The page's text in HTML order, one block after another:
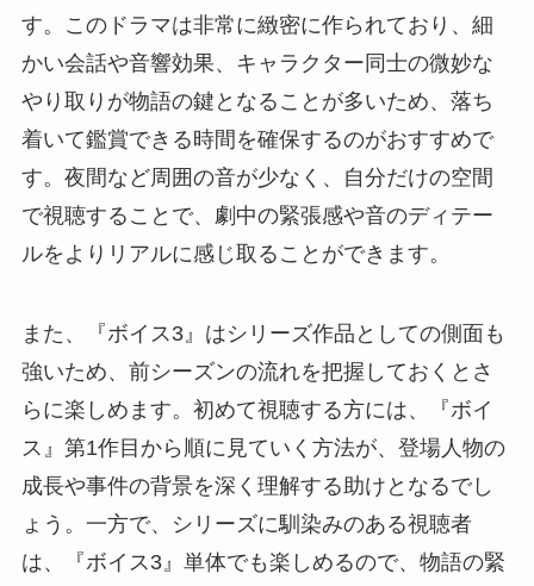
す。このドラマは非常に緻密に作られており、細
かい会話や音響効果、キャラクター同士の微妙な
やり取りが物語の鍵となることが多いため、落ち
着いて鑑賞できる時間を確保するのがおすすめで
す。夜間など周囲の音が少なく、自分だけの空間
で視聴することで、劇中の緊張感や音のディテー
ルをよりリアルに感じ取ることができます。
また、『ボイス3』はシリーズ作品としての側面も
強いため、前シーズンの流れを把握しておくとさ
らに楽しめます。初めて視聴する方には、『ボイ
ス』第1作目から順に見ていく方法が、登場人物の
成長や事件の背景を深く理解する助けとなるでし
ょう。一方で、シリーズに馴染みのある視聴者
は、『ボイス3』単体でも楽しめるので、物語の緊